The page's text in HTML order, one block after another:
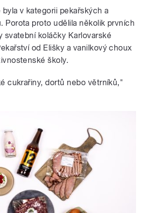
v kategorii pekařských a
Porota proto udělila několik prvních
svatební koláčky Karlovarské
od Elišky a vanilkový choux
školy.
cukrařiny, dortů nebo větrníků,"